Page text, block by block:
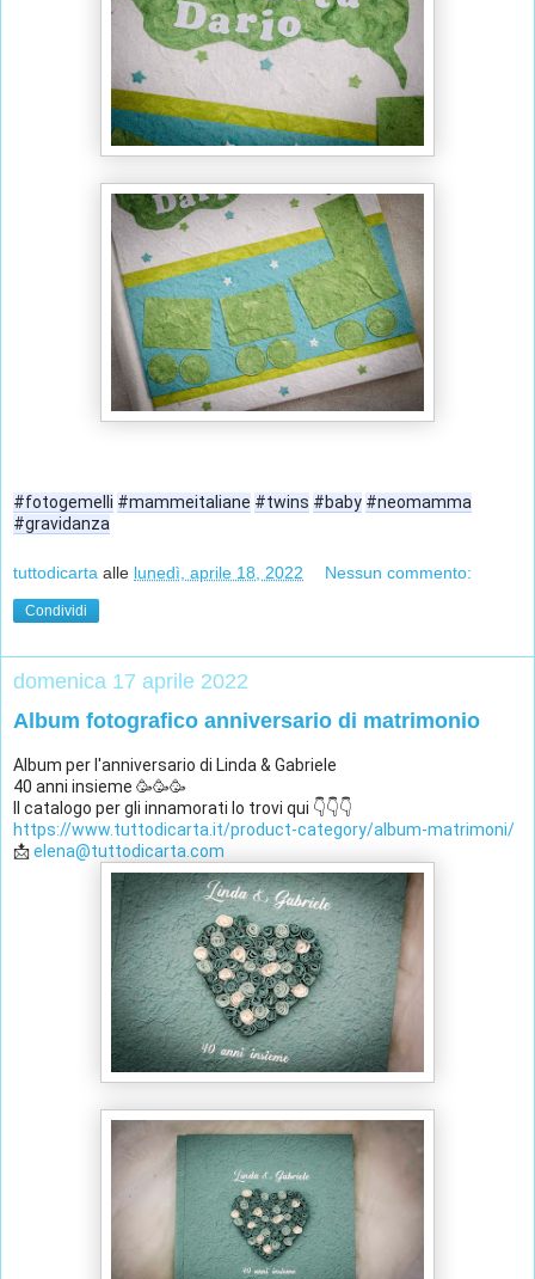
#fotogemelli #mammeitaliane #twins #baby #neomamma
#gravidanza
tuttodicarta alle lunedì, aprile 18, 2022 Nessun commento:
Condividi
domenica 17 aprile 2022
Album fotografico anniversario di matrimonio
Album per l'anniversario di Linda & Gabriele
40 anni insieme 🥳🥳🥳
Il catalogo per gli innamorati lo trovi qui 👇👇👇
https://www.tuttodicarta.it/product-category/album-matrimoni/
📩 elena@tuttodicarta.com